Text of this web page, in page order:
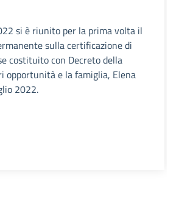
si è riunito per la prima volta il
sulla certificazione di
costituito con Decreto della
opportunità e la famiglia, Elena
2022.